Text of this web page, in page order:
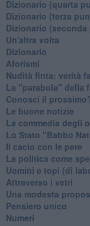
​Dizionario (quarta
​Dizionario (terza
​Dizionario (seconda
Un'altra volta
Dizionario
Aforismi
Nudità finta: verità
La "parabola" della
Conosci il
Le buone notizie
La commedia degli
Lo Stato "Babbo
Il cacio con le pere
La politica come
Uomini e topi (di
Attraverso i vetri
Una modesta
Pensiero unico
Numeri